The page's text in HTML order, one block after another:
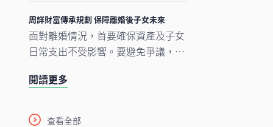
周詳財富傳承規劃 保障離婚後子女未來
面對離婚情況，首要確保資產及子女
日常支出不受影響。要避免爭議，簽
理財工具有效減低離婚帶來的經濟風
閱讀更多
查看全部